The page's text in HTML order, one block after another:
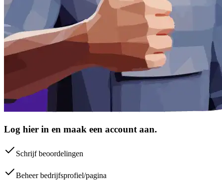
Log hier in en maak een account aan.
Schrijf beoordelingen
Beheer bedrijfsprofiel/pagina